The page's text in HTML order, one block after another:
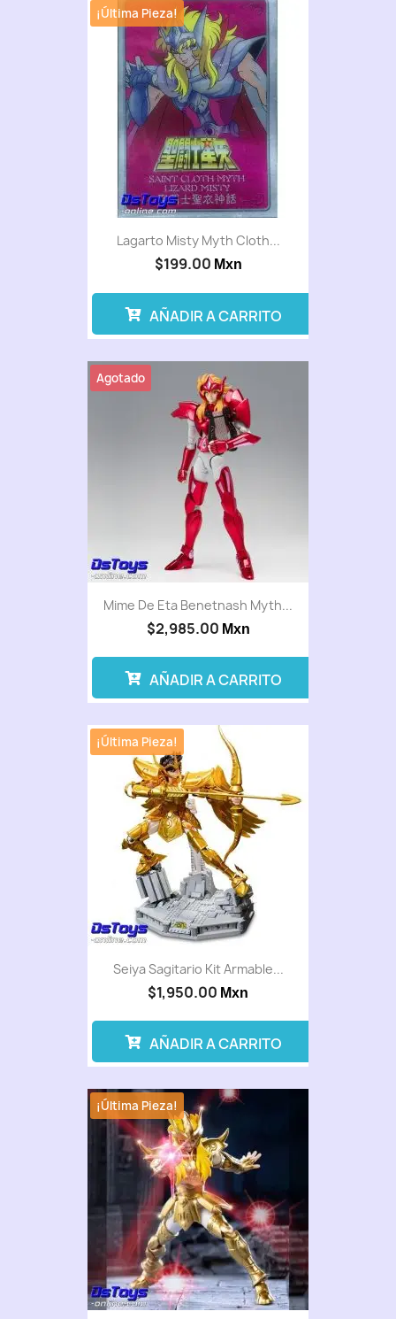
Lagarto Misty Myth Cloth...
$199.00 Mxn
¡Última Pieza!
AÑADIR A CARRITO
Mime De Eta Benetnash Myth...
$2,985.00 Mxn
Agotado
AÑADIR A CARRITO
Seiya Sagitario Kit Armable...
$1,950.00 Mxn
¡Última Pieza!
AÑADIR A CARRITO
¡Última Pieza!